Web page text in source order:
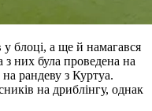
у блоці, а ще й намагався
них була проведена на
рандеву з Куртуа.
на дриблінгу, однак